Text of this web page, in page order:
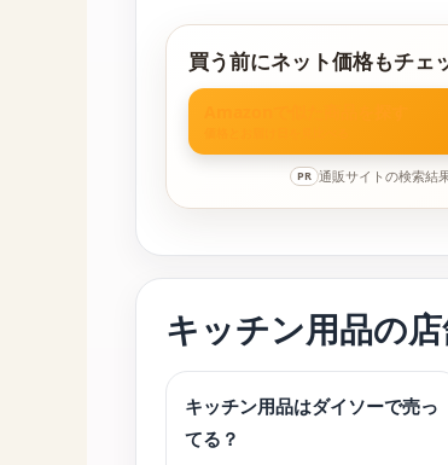
買う前にネット価格もチェ
PR 通販サイトの検索結
キッチン用品の
キッチン用品はダイソーで売っ
てる？